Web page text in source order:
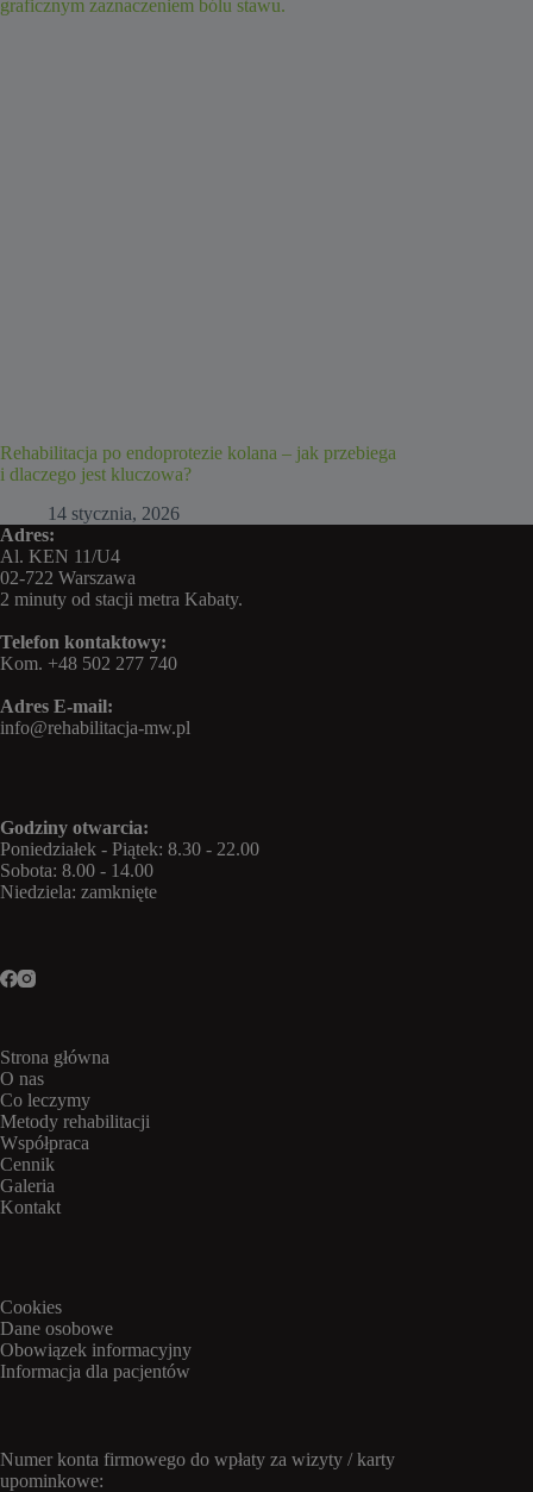
Rehabilitacja po endoprotezie kolana – jak przebiega
i dlaczego jest kluczowa?
14 stycznia, 2026
Adres:
Al. KEN 11/U4
02-722 Warszawa
2 minuty od stacji metra Kabaty.
Telefon kontaktowy:
Kom. +48 502 277 740
Adres E-mail:
info@rehabilitacja-mw.pl
Godziny otwarcia:
Poniedziałek - Piątek: 8.30 - 22.00
Sobota: 8.00 - 14.00
Niedziela: zamknięte
Strona główna
O nas
Co leczymy
Metody rehabilitacji
Współpraca
Cennik
Galeria
Kontakt
Cookies
Dane osobowe
Obowiązek informacyjny
Informacja dla pacjentów
Numer konta firmowego do wpłaty za wizyty / karty
upominkowe: